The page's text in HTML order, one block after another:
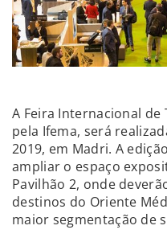
A Feira Internacional
pela Ifema, será
2019, em Madri. A
ampliar o espaço
Pavilhão 2, onde
destinos do Oriente
maior segmentação de